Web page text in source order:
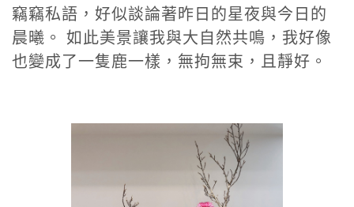
竊竊私語，好似談論著昨日的星夜與今日的
晨曦。 如此美景讓我與大自然共鳴，我好像
也變成了一隻鹿一樣，無拘無束，且靜好。